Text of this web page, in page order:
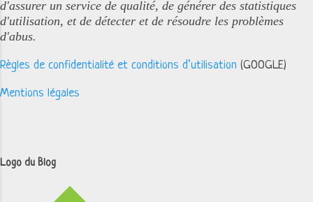
d'assurer un service de qualité, de générer des statistiques
d'utilisation, et de détecter et de résoudre les problèmes
d'abus.
Règles de confidentialité et conditions d’utilisation (GOOGLE)
Mentions légales
Logo du Blog